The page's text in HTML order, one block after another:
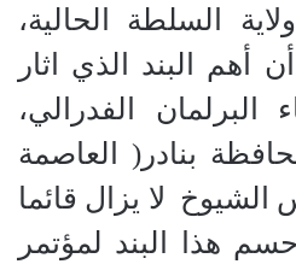
السلطة الحالية،
أهم البند الذي اثار
البرلمان الفدرالي،
بنادر( العاصمة
الشيوخ لا يزال قائما
هذا البند لمؤتمر